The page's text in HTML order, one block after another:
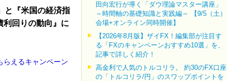
と『米国の経済指
利回りの動向』に
らえるキャンペーン
田向宏行が導く「ダウ理論マスター講座」
～時間軸の基礎知識と実践編～ 【9/5（土）
会場+オンライン同時開催】
【2026年8月版】ザイFX！編集部が注目す
る「FXのキャンペーンおすすめ10選」を、
記事で詳しく紹介！
高金利で人気のトルコリラ。 約30のFX口座
の「トルコリラ/円」のスワップポイントを